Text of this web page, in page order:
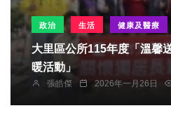
政治 生活 健康及醫療
大里區公所115年度「溫馨
暖活動」
張皓傑 2026年一月26日